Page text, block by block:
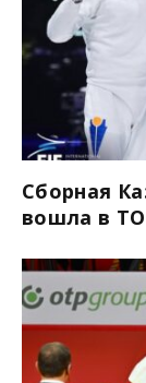
Сборная
вошла в